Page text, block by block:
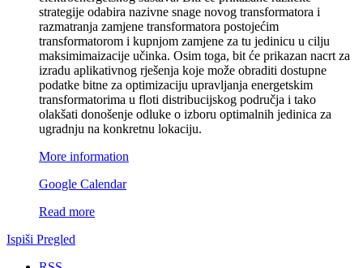
strategije odabira nazivne snage novog transformatora i
razmatranja zamjene transformatora postojećim
transformatorom i kupnjom zamjene za tu jedinicu u cilju
maksimimaizacije učinka. Osim toga, bit će prikazan nacrt za
izradu aplikativnog rješenja koje može obraditi dostupne
podatke bitne za optimizaciju upravljanja energetskim
transformatorima u floti distribucijskog područja i tako
olakšati donošenje odluke o izboru optimalnih jedinica za
ugradnju na konkretnu lokaciju.
More information
Google Calendar
Read more
Ispiši Pregled